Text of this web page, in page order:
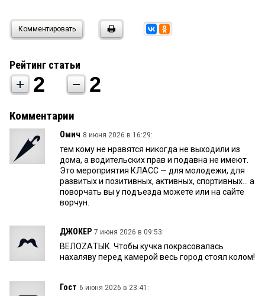
Комментировать
Рейтинг статьи
2 2
Комментарии
Омич 8 июня 2026 в 16:29:
тем кому не нравятся никогда не выходили из
дома, а водительских прав и подавна не имеют.
Это мероприятия КЛАСС — для молодежи, для
развитых и позитивных, активных, спортивных... а
поворчать вы у подъезда можете или на сайте
ворчун.
ДЖОКЕР 7 июня 2026 в 09:53:
ВЕЛОZAТЫК. Чтобы кучка покрасовалась
нахаляву перед камерой весь город стоял колом!
Гост 6 июня 2026 в 23:41: